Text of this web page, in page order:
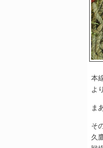
本
よ
ま
そ
久